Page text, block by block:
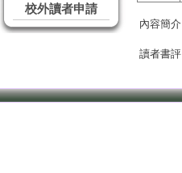
校外讀者申請
內容簡介
讀者書評